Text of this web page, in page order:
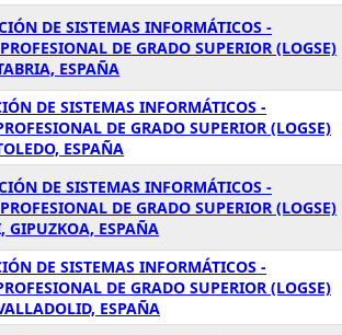
DE SISTEMAS INFORMÁTICOS -
DE GRADO SUPERIOR (LOGSE)
ESPAÑA
DE SISTEMAS INFORMÁTICOS -
DE GRADO SUPERIOR (LOGSE)
ESPAÑA
DE SISTEMAS INFORMÁTICOS -
DE GRADO SUPERIOR (LOGSE)
GIPUZKOA, ESPAÑA
DE SISTEMAS INFORMÁTICOS -
DE GRADO SUPERIOR (LOGSE)
ESPAÑA